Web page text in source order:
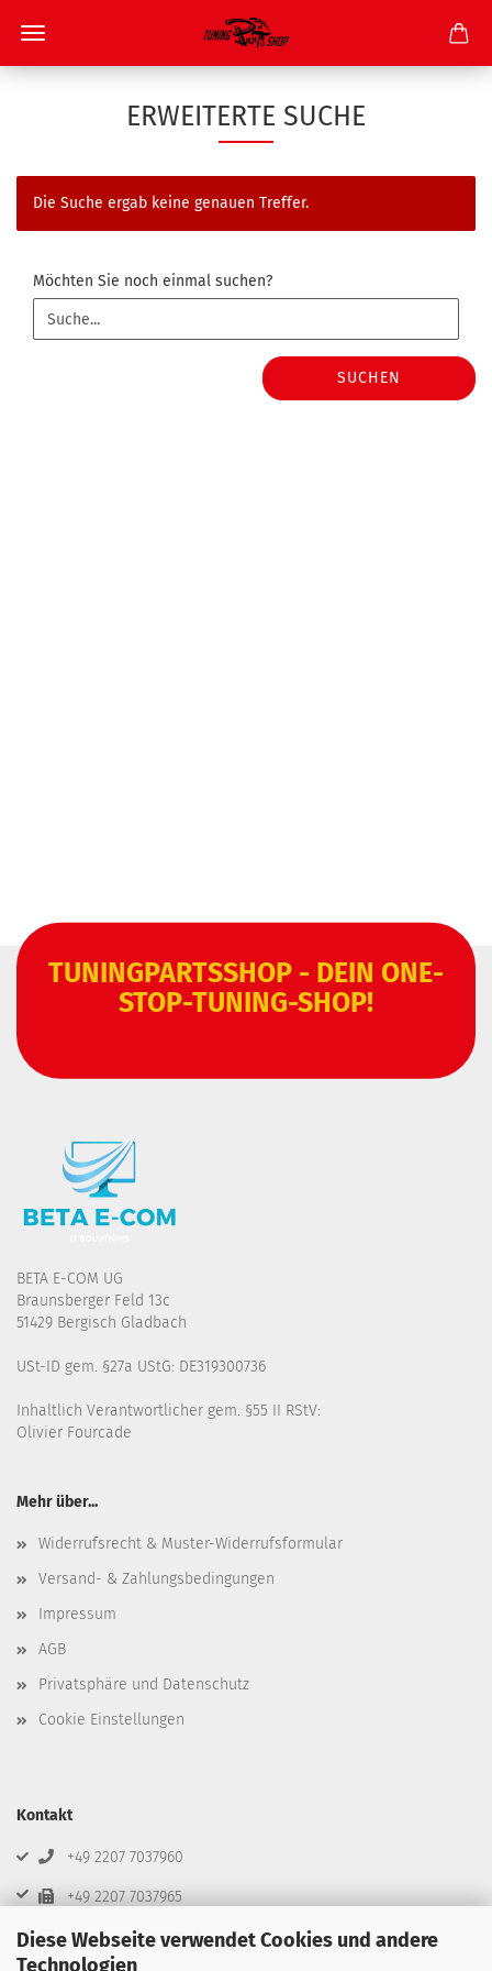
Diese Webseite verwendet Cookies und andere
Technologien
ERWEITERTE SUCHE
Die Suche ergab keine genauen Treffer.
MÖCHTEN
SIE
NOCH
EINMAL
Möchten Sie noch einmal suchen?
SUCHEN
TUNINGPARTSSHOP - DEIN ONE-
STOP-TUNING-SHOP!
BETA E-COM UG
Braunsberger Feld 13c
51429 Bergisch Gladbach
USt-ID gem. §27a UStG: DE319300736
Inhaltlich Verantwortlicher gem. §55 II RStV:
Olivier Fourcade
Mehr über...
Widerrufsrecht & Muster-Widerrufsformular
Versand- & Zahlungsbedingungen
Impressum
AGB
Privatsphäre und Datenschutz
Cookie Einstellungen
Kontakt
+49 2207 7037960
+49 2207 7037965
info@beta-ecom.de